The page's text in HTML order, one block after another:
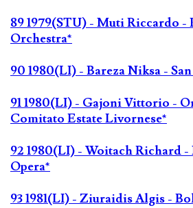
89 1979(STU) - Muti Riccardo
Orchestra*
90 1980(LI) - Bareza Niksa -
91 1980(LI) - Gajoni Vittorio -
Comitato Estate Livornese*
92 1980(LI) - Woitach Richard
Opera*
93 1981(LI) - Ziuraidis Algis -